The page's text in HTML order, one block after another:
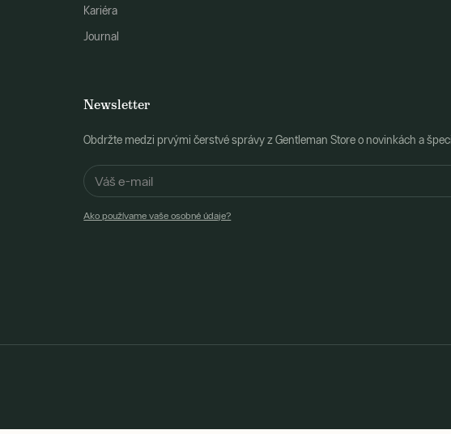
Kariéra
Journal
Newsletter
Obdržte medzi prvými čerstvé správy z Gentleman Store o novinkách a
Ako používame vaše osobné údaje?